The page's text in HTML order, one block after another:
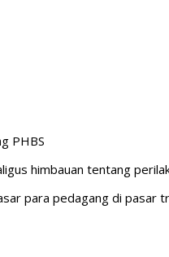
PHBS
himbauan tentang
para pedagang di pasar